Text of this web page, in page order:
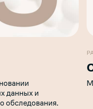
данных и
обследования.